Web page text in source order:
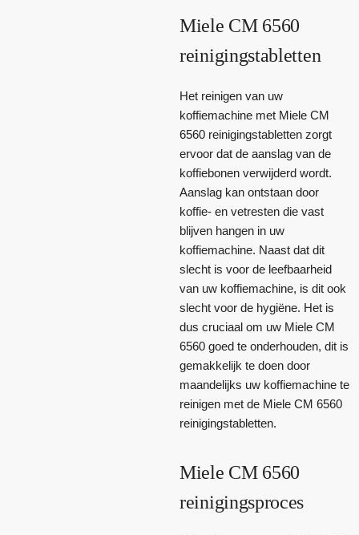
Miele CM 6560
reinigingstabletten
Het reinigen van uw
koffiemachine met Miele CM
6560 reinigingstabletten zorgt
ervoor dat de aanslag van de
koffiebonen verwijderd wordt.
Aanslag kan ontstaan door
koffie- en vetresten die vast
blijven hangen in uw
koffiemachine. Naast dat dit
slecht is voor de leefbaarheid
van uw koffiemachine, is dit ook
slecht voor de hygiëne. Het is
dus cruciaal om uw Miele CM
6560 goed te onderhouden, dit is
gemakkelijk te doen door
maandelijks uw koffiemachine te
reinigen met de Miele CM 6560
reinigingstabletten.
Miele CM 6560
reinigingsproces